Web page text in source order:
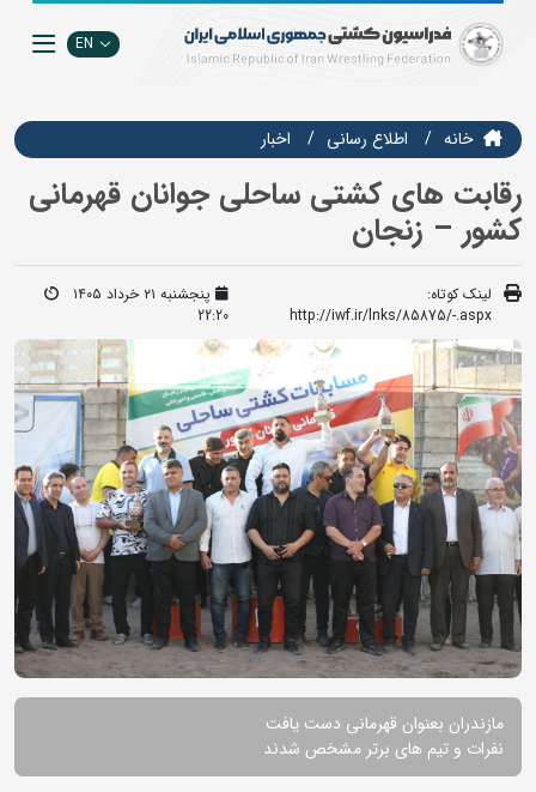
EN
خانه اطلاع رسانی اخبار
رقابت های کشتی ساحلی جوانان قهرمانی
کشور – زنجان
لینک کوتاه:
http://iwf.ir/lnks/85875/-.aspx
پنجشنبه ۲۱ خرداد ۱۴۰۵
22:20
مازندران بعنوان قهرمانی دست یافت
نفرات و تیم های برتر مشخص شدند